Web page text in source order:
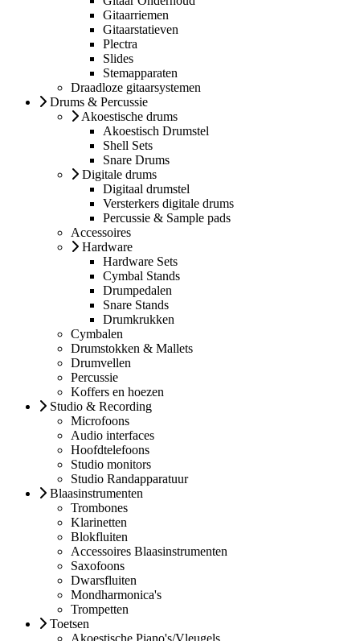
Gitaarriemen
Gitaarstatieven
Plectra
Slides
Stemapparaten
Draadloze gitaarsystemen
Drums & Percussie
Akoestische drums
Akoestisch Drumstel
Shell Sets
Snare Drums
Digitale drums
Digitaal drumstel
Versterkers digitale drums
Percussie & Sample pads
Accessoires
Hardware
Hardware Sets
Cymbal Stands
Drumpedalen
Snare Stands
Drumkrukken
Cymbalen
Drumstokken & Mallets
Drumvellen
Percussie
Koffers en hoezen
Studio & Recording
Microfoons
Audio interfaces
Hoofdtelefoons
Studio monitors
Studio Randapparatuur
Blaasinstrumenten
Trombones
Klarinetten
Blokfluiten
Accessoires Blaasinstrumenten
Saxofoons
Dwarsfluiten
Mondharmonica's
Trompetten
Toetsen
Akoestische Piano's/Vleugels